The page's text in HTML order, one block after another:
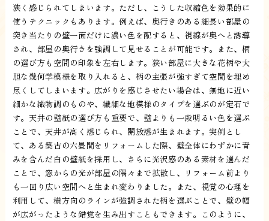
狭く感じられてしまいます。ただし、こうした収縮色を効果的に
使うテクニックもあります。例えば、奥行きのある細長い部屋の
突き当たりの壁一面だけに濃い色を配すると、視線が奥へと誘導
され、部屋の奥行きを強調して見せることが可能です。また、柄
の選び方も空間の印象を左右します。狭い部屋に大きな花柄や大
胆な幾何学模様を取り入れると、柄の主張が強すぎて空間を埋め
尽くしてしまいます。広がりを感じさせたい場合は、無地に近い
細かな織物調のものや、繊細な地模様のタイプを選ぶのが定石で
す。天井の壁紙の選び方も重要で、壁よりも一段明るい色を選ぶ
ことで、天井が高く感じられ、開放感が生まれます。実例とし
て、ある築古の六畳間をリフォームした際、壁全体にわずかに青
みを含んだ白の壁紙を採用し、さらに光沢感のある素材を選んだ
ことで、窓からの光が部屋の隅々まで拡散し、リフォーム前より
も一回り広い空間へと生まれ変わりました。また、視覚の心理を
利用して、横方向のラインが強調された柄を選ぶことで、壁の幅
が広がったような錯覚を生み出すこともできます。このように、